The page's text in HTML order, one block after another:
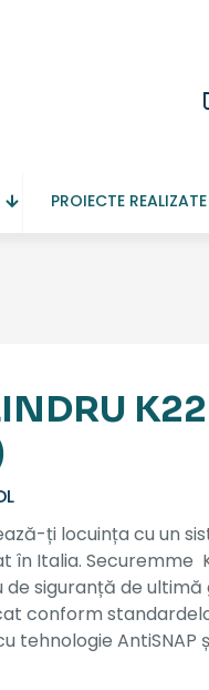
PROIECTE REALIZATE
ți locuința cu un
în Italia. Securemme
de siguranță de ultimă
conform
tehnologie AntiSNAP